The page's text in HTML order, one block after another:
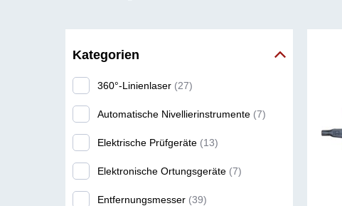
Kategorien
360°-Linienlaser (27)
Automatische Nivellierinstrumente (7)
Elektrische Prüfgeräte (13)
Elektronische Ortungsgeräte (7)
Entfernungsmesser (39)